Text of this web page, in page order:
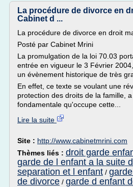
La procédure de divorce en
Cabinet d ...
La procédure de divorce en droit
Posté par Cabinet Mrini
La promulgation de la loi 70.03
entrée en vigueur le 3 Février
un évènement historique de très
En effet, ce texte se voulant une
protection des droits de la famille,
fondamentale qu'occupe cette...
Lire la suite
Site : http://www.cabinetmrini.com
Thèmes liés : droit garde
garde de l enfant a la suite
separation et l enfant /
de divorce / garde d enfant